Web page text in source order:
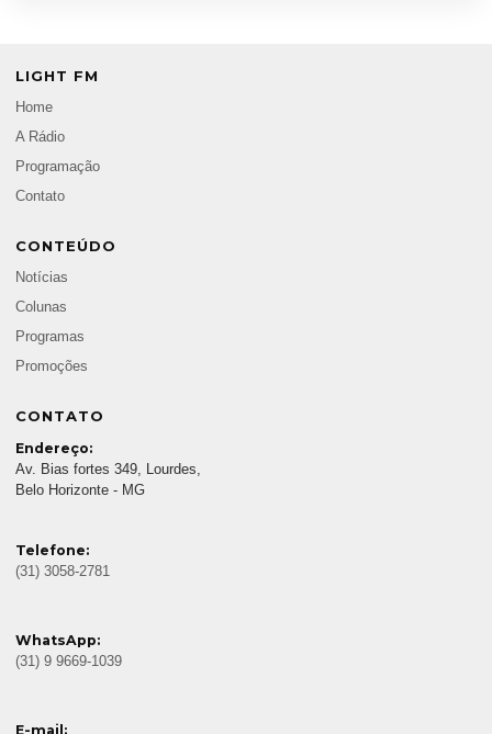
LIGHT FM
Home
A Rádio
Programação
Contato
CONTEÚDO
Notícias
Colunas
Programas
Promoções
CONTATO
Endereço:
Av. Bias fortes 349, Lourdes,
Belo Horizonte - MG
Telefone:
(31) 3058-2781
WhatsApp:
(31) 9 9669-1039
E-mail: